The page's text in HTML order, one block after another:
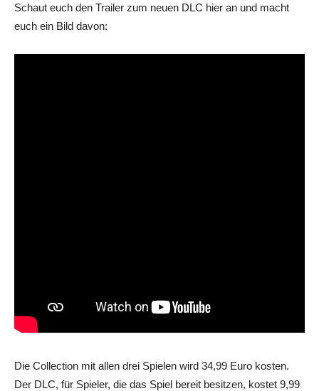
Schaut euch den Trailer zum neuen DLC hier an und macht
euch ein Bild davon:
Die Collection mit allen drei Spielen wird 34,99 Euro kosten.
Der DLC, für Spieler, die das Spiel bereit besitzen, kostet 9,99